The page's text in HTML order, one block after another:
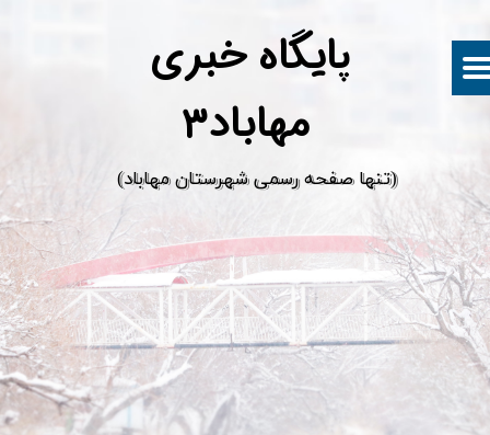
پایگاه خبری
​(تنها صفحه رسمی شهرستان مهاباد)